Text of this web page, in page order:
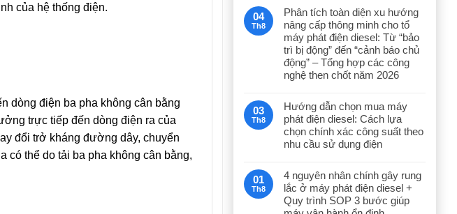
của hệ thống điện.
dòng điện ba pha không cân bằng
trực tiếp đến dòng điện ra của
đổi trở kháng đường dây, chuyển
có thể do tải ba pha không cân bằng,
04
Th8
Phân tích toàn diện xu hướng
nâng cấp thông minh cho tổ
máy phát điện diesel: Từ “bảo
trì bị động” đến “cảnh báo chủ
động” – Tổng hợp các công
nghệ then chốt năm 2026
03
Th8
Hướng dẫn chọn mua máy
phát điện diesel: Cách lựa
chọn chính xác công suất theo
nhu cầu sử dụng điện
01
Th8
4 nguyên nhân chính gây rung
lắc ở máy phát điện diesel +
Quy trình SOP 3 bước giúp